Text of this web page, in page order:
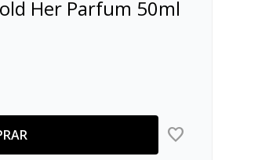
Her Parfum 50ml